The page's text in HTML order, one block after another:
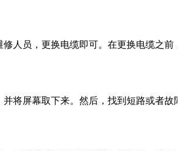
人员，更换电缆即可。在更换电缆之
将屏幕取下来。然后，找到短路或者